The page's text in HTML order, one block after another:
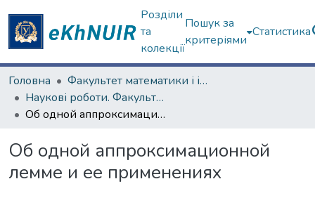
Розділи
та
колекції
Пошук за
критеріями
Статистика
Головна
Факультет математики і інформатики
Наукові роботи. Факультет математики і інформатики
Об одной аппроксимационной лемме и ее применениях
Об одной аппроксимационной
лемме и ее применениях